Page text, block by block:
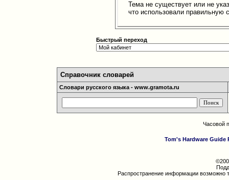
Тема не существует или не
что использовали правильную
Быстрый переход
Справочник словарей
Словари русского языка - www.gramota.ru
Часовой
Tom's Hardware Guide
Распространение информации возможно